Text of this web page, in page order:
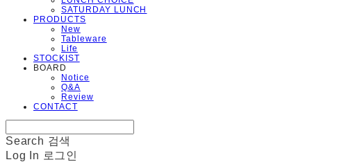
SATURDAY LUNCH
PRODUCTS
New
Tableware
Life
STOCKIST
BOARD
Notice
Q&A
Review
CONTACT
Search 검색
Log In 로그인